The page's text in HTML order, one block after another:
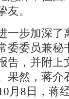
。
步加深了
委委员兼秘
告，并附上
果然，蒋介
月8日，蒋